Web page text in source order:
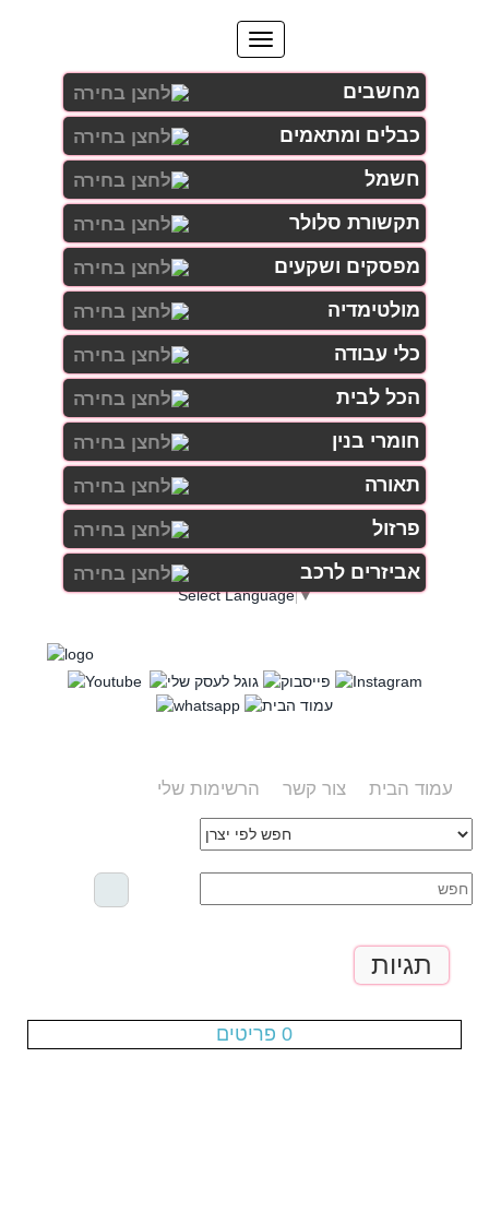
מחשבים
כבלים ומתאמים
חשמל
תקשורת סלולר
מפסקים ושקעים
מולטימדיה
כלי עבודה
הכל לבית
חומרי בנין
תאורה
פרזול
אביזרים לרכב
Select Language▼
הרשימות שלי עמוד הבית צור קשר
תגיות
0 פריטים